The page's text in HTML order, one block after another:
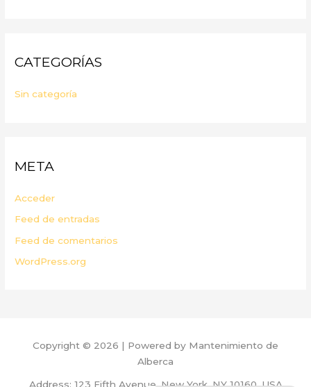
CATEGORÍAS
Sin categoría
META
Acceder
Feed de entradas
Feed de comentarios
WordPress.org
Copyright © 2026 | Powered by Mantenimiento de
Alberca
Address: 123 Fifth Avenue, New York, NY 10160, USA